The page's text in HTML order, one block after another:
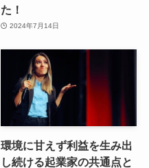
た！
2024年7月14日
環境に甘えず利益を生み出
し続ける起業家の共通点と